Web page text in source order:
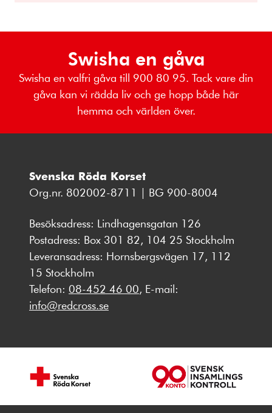
Swisha en gåva
Swisha en valfri gåva till 900 80 95. Tack vare din
gåva kan vi rädda liv och ge hopp både här
hemma och världen över.
Svenska Röda Korset
Org.nr. 802002-8711 | BG 900-8004
Besöksadress: Lindhagensgatan 126
Postadress: Box 301 82, 104 25 Stockholm
Leveransadress: Hornsbergsvägen 17, 112
15 Stockholm
Telefon: 08-452 46 00, E-mail:
info@redcross.se